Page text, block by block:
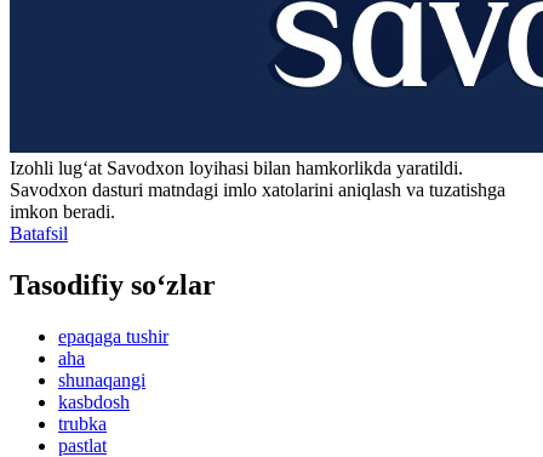
Izohli lugʻat Savodxon loyihasi bilan hamkorlikda yaratildi.
Savodxon dasturi matndagi imlo xatolarini aniqlash va tuzatishga
imkon beradi.
Batafsil
Tasodifiy so‘zlar
epaqaga tushir
aha
shunaqangi
kasbdosh
trubka
pastlat